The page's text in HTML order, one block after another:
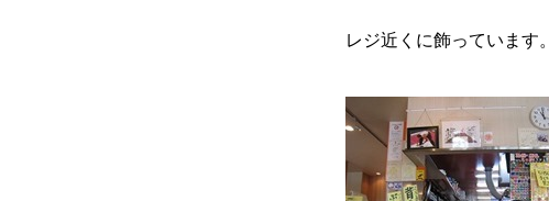
レジ近くに飾っています。